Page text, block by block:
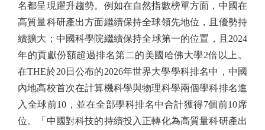
名都呈現躍升趨勢。例如在自然指數榜單方面，中國在
高質量科研產出方面繼續保持全球領先地位，且優勢持
續擴大；中國科學院繼續保持全球第一的位置，且2024
年的貢獻份額超過排名第二的美國哈佛大學2倍以上。
在THE於20日公布的2026年世界大學學科排名中，中國
內地高校首次在計算機科學與物理科學兩個學科排名進
入全球前10，並在全部學科排名中合計獲得7個前10席
位。「中國對科技的持續投入正轉化為高質量科研產出